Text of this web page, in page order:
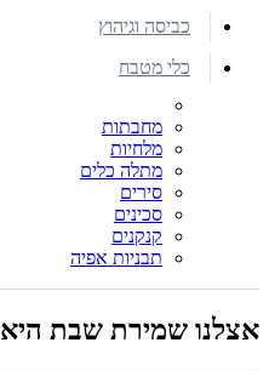
כביסה וגיהוץ
כלי מטבח
מחבתות
מלחיות
מתלה כלים
סירים
סכינים
קנקנים
תבניות אפיה
אצלנו שמירת שבת